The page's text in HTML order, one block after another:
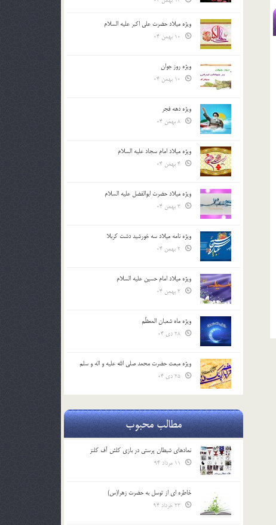
ویژه میلاد حضرت علی اکبر علیه السلام
ویژه روز جوان
ویژه دهه فجر
ویژه میلاد امام سجاد علیه السلام
ویژه میلاد حضرت ابوالفضل علیه السلام
ویژه نامه میلاد سه خورشید دشت کربلا
ویژه میلاد امام حسین علیه السلام
ویژه ماه شعبان المعظّم
ویژه مبعث حضرت محمد صلی الله علیه و اله و سلم
مطالب محبوب
نمادهای شیطان پرستی در بازی کلش آف کلنز
خاطره ای از توسل به حضرت زهرا(س)